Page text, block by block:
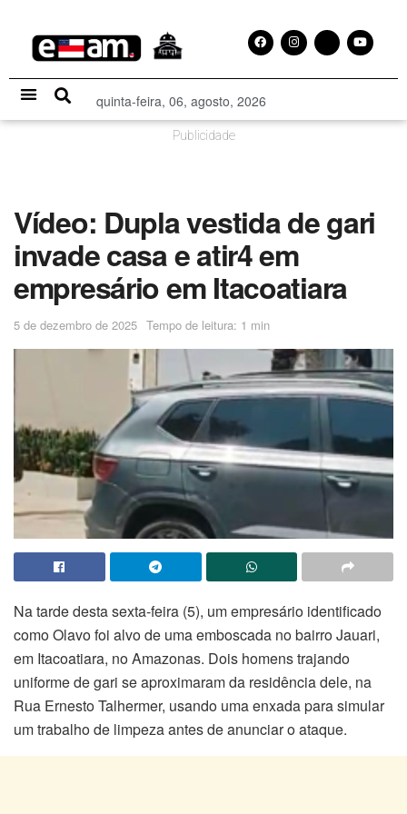
quinta-feira, 06, agosto, 2026
Publicidade
Vídeo: Dupla vestida de gari
invade casa e atir4 em
empresário em Itacoatiara
5 de dezembro de 2025 Tempo de leitura: 1 min
Na tarde desta sexta-feira (5), um empresário identificado
como Olavo foi alvo de uma emboscada no bairro Jauari,
em Itacoatiara, no Amazonas. Dois homens trajando
uniforme de gari se aproximaram da residência dele, na
Rua Ernesto Talhermer, usando uma enxada para simular
um trabalho de limpeza antes de anunciar o ataque.